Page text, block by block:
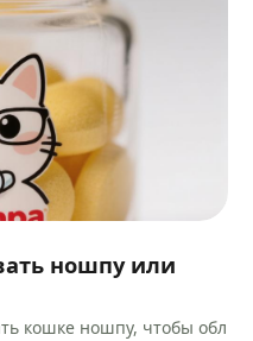
ношпу или
кошке ношпу, чтобы обл